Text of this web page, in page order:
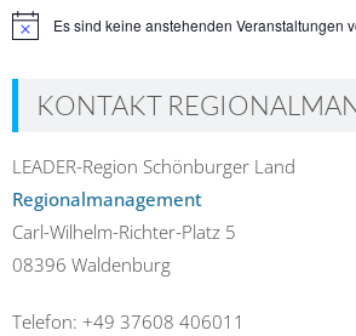
HinweisEs sind keine anstehenden Veranstaltungen
KONTAKT
LEADER-Region Schönburger Land
Regionalmanagement
Carl-Wilhelm-Richter-Platz 5
08396 Waldenburg
Telefon: +49 37608 406011